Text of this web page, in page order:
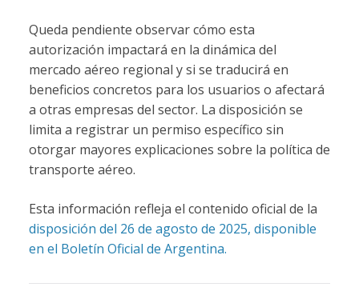
Queda pendiente observar cómo esta
autorización impactará en la dinámica del
mercado aéreo regional y si se traducirá en
beneficios concretos para los usuarios o afectará
a otras empresas del sector. La disposición se
limita a registrar un permiso específico sin
otorgar mayores explicaciones sobre la política de
transporte aéreo.
Esta información refleja el contenido oficial de la
disposición del 26 de agosto de 2025, disponible
en el Boletín Oficial de Argentina.